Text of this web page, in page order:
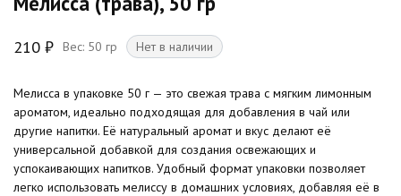
210 ₽ Вес: 50 гр Нет в наличии
Мелисса в упаковке 50 г — это свежая трава с мягким лимонным
ароматом, идеально подходящая для добавления в чай или
другие напитки. Её натуральный аромат и вкус делают её
универсальной добавкой для создания освежающих и
успокаивающих напитков. Удобный формат упаковки позволяет
легко использовать мелиссу в домашних условиях, добавляя её в